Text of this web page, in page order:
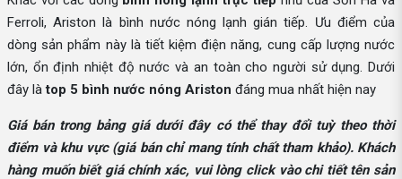
Ferroli, Ariston là bình nước nóng lạnh gián tiếp. Ưu điểm của
dòng sản phẩm này là tiết kiệm điện năng, cung cấp lượng nước
lớn, ổn định nhiệt độ nước và an toàn cho người sử dụng. Dưới
đây làtop 5 bình nước nóng Ariston đáng mua nhất hiện nay
Giá bán trong bảng giá dưới đây có thể thay đổi tuỳ theo thời
điểm và khu vực (giá bán chỉ mang tính chất tham khảo). Khách
hàng muốn biết giá chính xác, vui lòng click vào chi tiết tên sản